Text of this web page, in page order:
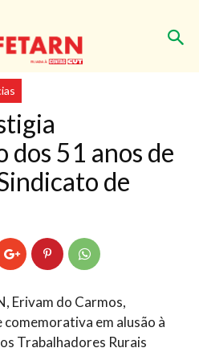
dos 51 anos de
de
Erivam do Carmos,
em alusão à
Trabalhadores Rurais